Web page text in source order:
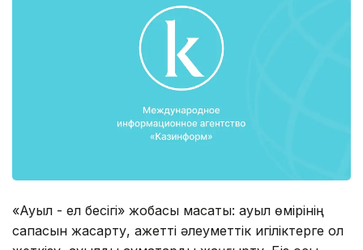
«Ауыл - ел бесігі» жобасы мақсаты: ауыл өмірінің
сапасын жақсарту, қажетті әлеуметтік игіліктерге қол